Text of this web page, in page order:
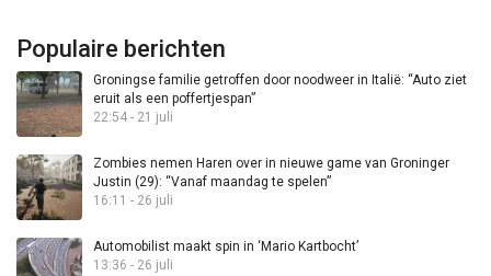
Populaire berichten
Groningse familie getroffen door noodweer in Italië: “Auto ziet
eruit als een poffertjespan”
22:54 - 21 juli
Zombies nemen Haren over in nieuwe game van Groninger
Justin (29): “Vanaf maandag te spelen”
16:11 - 26 juli
Automobilist maakt spin in ‘Mario Kartbocht’
13:36 - 26 juli